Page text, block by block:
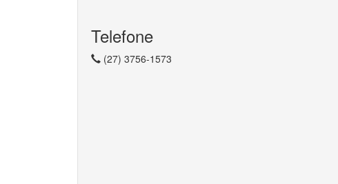
Telefone
(27) 3756-1573